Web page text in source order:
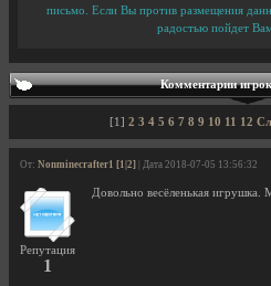
письмо. Если Вы против размещения
радостью пойдет
Комментарии
[1] 2 3 4 5 6 7 8 9 10 11 12
От: Nonminecrafter1 [1|2] | Дата 2018-07-05 13:56:32
Репутация
1
Довольно весёленькая игрушка.